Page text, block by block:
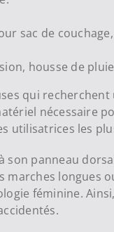
sac de
housse de
qui
nécessaire
utilisatrices les
panneau
longues
féminine.